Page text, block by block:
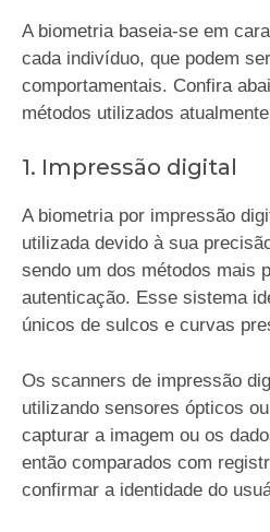
A biometria baseia-se em
cada indivíduo, que podem
comportamentais. Confira
métodos utilizados
1. Impressão digital
A biometria por impressão
utilizada devido à sua
sendo um dos métodos mais
autenticação. Esse sistema
únicos de sulcos e curvas
Os scanners de impressão
utilizando sensores ópticos
capturar a imagem ou os
então comparados com
confirmar a identidade do